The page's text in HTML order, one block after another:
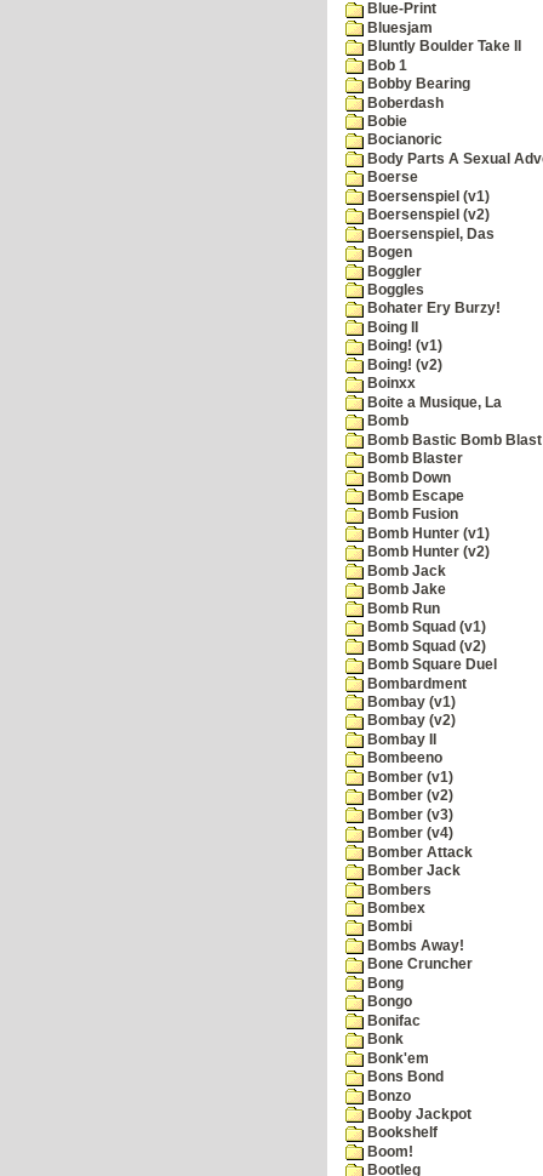
Blue-Print
Bluesjam
Bluntly Boulder Take II
Bob 1
Bobby Bearing
Boberdash
Bobie
Bocianoric
Body Parts A Sexual
Boerse
Boersenspiel (v1)
Boersenspiel (v2)
Boersenspiel, Das
Bogen
Boggler
Boggles
Bohater Ery Burzy!
Boing II
Boing! (v1)
Boing! (v2)
Boinxx
Boite a Musique, La
Bomb
Bomb Bastic Bomb
Bomb Blaster
Bomb Down
Bomb Escape
Bomb Fusion
Bomb Hunter (v1)
Bomb Hunter (v2)
Bomb Jack
Bomb Jake
Bomb Run
Bomb Squad (v1)
Bomb Squad (v2)
Bomb Square Duel
Bombardment
Bombay (v1)
Bombay (v2)
Bombay II
Bombeeno
Bomber (v1)
Bomber (v2)
Bomber (v3)
Bomber (v4)
Bomber Attack
Bomber Jack
Bombers
Bombex
Bombi
Bombs Away!
Bone Cruncher
Bong
Bongo
Bonifac
Bonk
Bonk'em
Bons Bond
Bonzo
Booby Jackpot
Bookshelf
Boom!
Bootleg